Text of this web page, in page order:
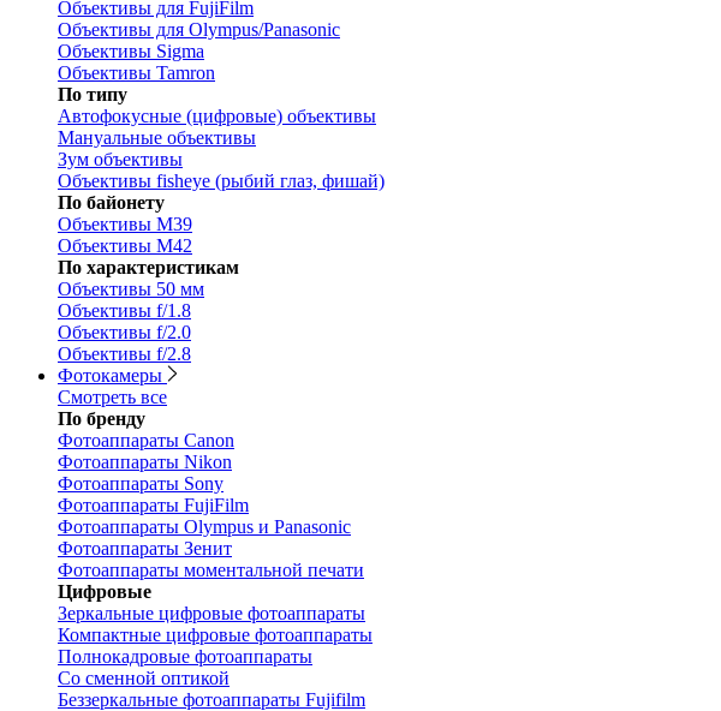
Объективы для FujiFilm
Объективы для Olympus/Panasonic
Объективы Sigma
Объективы Tamron
По типу
Автофокусные (цифровые) объективы
Мануальные объективы
Зум объективы
Объективы fisheye (рыбий глаз, фишай)
По байонету
Объективы M39
Объективы M42
По характеристикам
Объективы 50 мм
Объективы f/1.8
Объективы f/2.0
Объективы f/2.8
Фотокамеры
Смотреть все
По бренду
Фотоаппараты Canon
Фотоаппараты Nikon
Фотоаппараты Sony
Фотоаппараты FujiFilm
Фотоаппараты Olympus и Panasonic
Фотоаппараты Зенит
Фотоаппараты моментальной печати
Цифровые
Зеркальные цифровые фотоаппараты
Компактные цифровые фотоаппараты
Полнокадровые фотоаппараты
Со сменной оптикой
Беззеркальные фотоаппараты Fujifilm